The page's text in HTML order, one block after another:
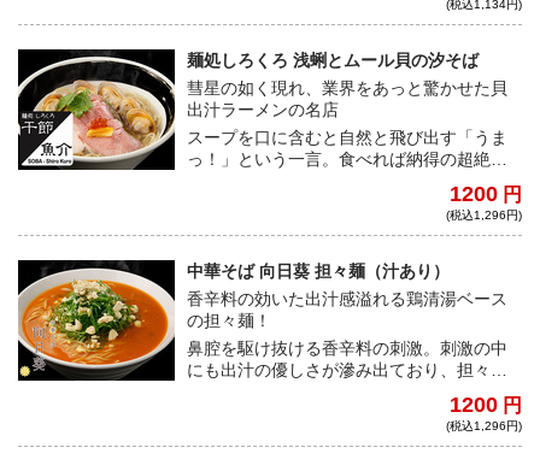
(税込1,134円)
麺処しろくろ 浅蜊とムール貝の汐そば
彗星の如く現れ、業界をあっと驚かせた貝
出汁ラーメンの名店
スープを口に含むと自然と飛び出す「うま
っ！」という一言。食べれば納得の超絶旨
のベールに包まれた名店から、看板商品が
1200 円
(税込1,296円)
中華そば 向日葵 担々麺（汁あり）
香辛料の効いた出汁感溢れる鶏清湯ベース
の担々麺！
鼻腔を駆け抜ける香辛料の刺激。刺激の中
にも出汁の優しさが滲み出ており、担々麺
出る、未だかつて味わったことのない担々
1200 円
(税込1,296円)